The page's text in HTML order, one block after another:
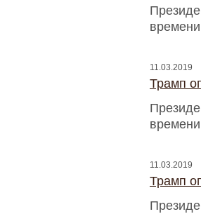
времени
11.03.2019
Трамп
времени
11.03.2019
Трамп